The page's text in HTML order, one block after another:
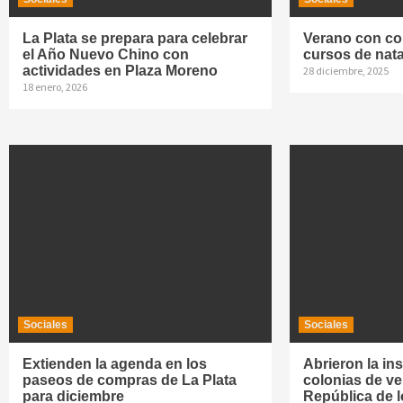
La Plata se prepara para celebrar
el Año Nuevo Chino con
actividades en Plaza Moreno
18 enero, 2026
Verano con
cursos de
28 diciembre, 2025
Sociales
Extienden la agenda en los
paseos de compras de La Plata
para diciembre
Sociales
Abrieron la
colonias de
República de